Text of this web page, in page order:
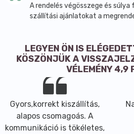
A rendelés végösszege és
szállítási ajánlatokat a
LEGYEN ÖN IS
KÖSZÖNJÜK A
VÉLEMÉNY 4,9
Gyors,korrekt kiszállítás,
alapos csomagoás. A
kommunikáció is tökéletes,